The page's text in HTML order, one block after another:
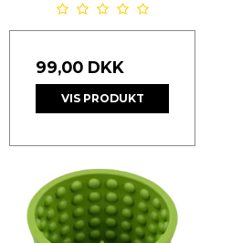
99,00 DKK
VIS PRODUKT